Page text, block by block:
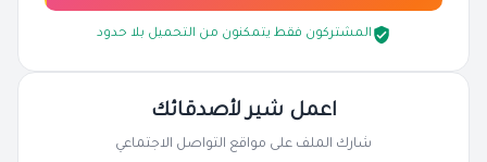
المشتركون فقط يتمكنون من التحميل بلا حدود
اعمل شير لأصدقائك
شارك الملف على مواقع التواصل الاجتماعي